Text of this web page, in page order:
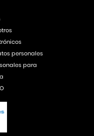
personales
para